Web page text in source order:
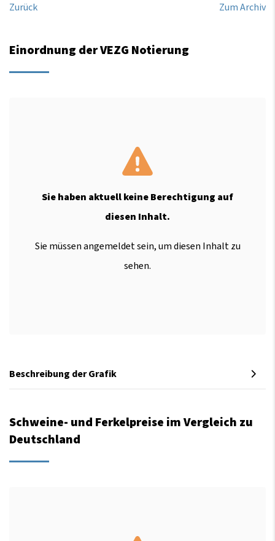
Zurück Zum Archiv
Einordnung der VEZG Notierung
Sie haben aktuell keine Berechtigung auf
diesen Inhalt.
Sie müssen angemeldet sein, um diesen Inhalt zu
sehen.
Beschreibung der Grafik
Schweine- und Ferkelpreise im Vergleich zu
Deutschland